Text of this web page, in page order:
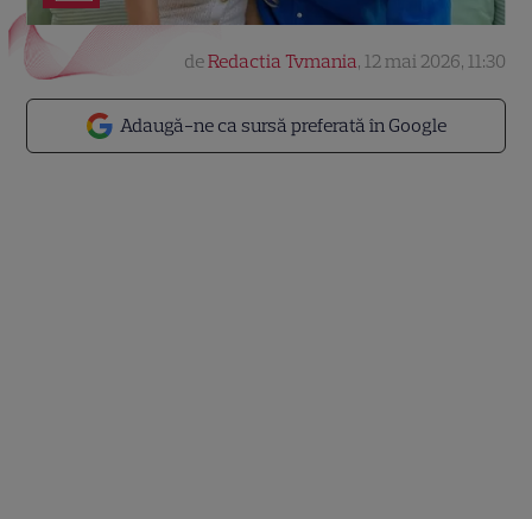
Adaugă-ne ca sursă preferată în Google
deRedactia Tvmania, 12 mai 2026, 11:30